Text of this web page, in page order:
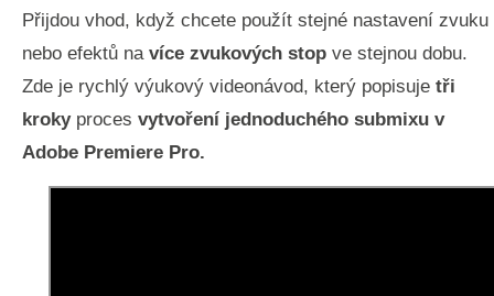
Přijdou vhod, když chcete použít stejné nastavení zvuku
nebo efektů na více zvukových stop ve stejnou dobu.
Zde je rychlý výukový videonávod, který popisuje tři
krokyproces vytvoření jednoduchého submixu v
Adobe Premiere Pro.